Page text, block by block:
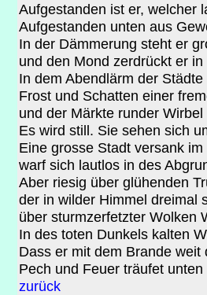
Aufgestanden ist er, welcher
Aufgestanden unten aus
In der Dämmerung steht er
und den Mond zerdrückt er
In dem Abendlärm der
Frost und Schatten einer
und der Märkte runder
Es wird still. Sie sehen sich
Eine grosse Stadt versank
warf sich lautlos in des
Aber riesig über glühenden
der in wilder Himmel dreimal
über sturmzerfetzter Wolken
In des toten Dunkels kalten
Dass er mit dem Brande weit
Pech und Feuer träufet unten
zurück